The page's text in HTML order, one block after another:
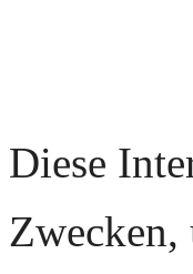
Diese
Zwecken,